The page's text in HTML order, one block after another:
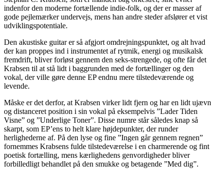
indenfor den moderne fortællende indie-folk, og der er masser af
gode pejlemærker undervejs, mens han andre steder afslører et vist
udviklingspotentiale.
Den akustiske guitar er så afgjort omdrejningspunktet, og alt hvad
der kan proppes ind i instrumentet af rytmik, energi og musikalsk
fremdrift, bliver forløst gennem den seks-strengede, og ofte får det
Krabsen til at stå lidt i baggrunden med de fortællinger og den
vokal, der ville gøre denne EP endnu mere tilstedeværende og
levende.
Måske er det derfor, at Krabsen virker lidt fjern og har en lidt ujævn
og distanceret position i sin vokal på eksempelvis ”Lader Tiden
Visne” og ”Underlige Toner”. Disse numre står således knap så
skarpt, som EP’ens to helt klare højdepunkter, der runder
herlighederne af. På den lyse og fine ”Ingen går gennem regnen”
fornemmes Krabsens fulde tilstedeværelse i en charmerende og fint
poetisk fortælling, mens kærlighedens genvordigheder bliver
forbilledligt behandlet på den smukke og betagende ”Med dig”.